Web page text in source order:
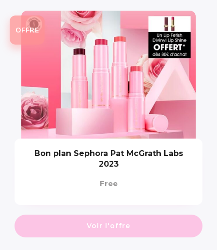
OFFRE
Bon plan Sephora Pat McGrath Labs
2023
Free
Voir l'offre